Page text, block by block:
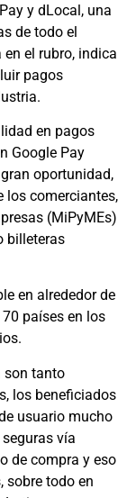
y dLocal, una
de todo el
en el rubro, indica
pagos
en pagos
Google Pay
oportunidad,
los comerciantes,
(MiPyMEs)
billeteras
en alrededor de
países en los
son tanto
los beneficiados
usuario mucho
vía
de compra y eso
sobre todo en